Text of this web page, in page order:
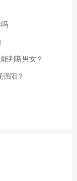
判断男女？
阳？